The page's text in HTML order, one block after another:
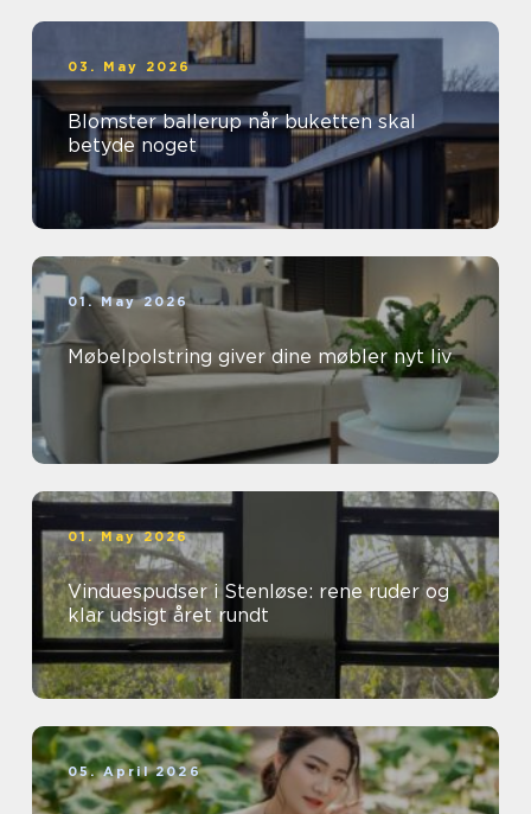
03. May 2026
Blomster ballerup når buketten skal
betyde noget
01. May 2026
Møbelpolstring giver dine møbler nyt liv
01. May 2026
Vinduespudser i Stenløse: rene ruder og
klar udsigt året rundt
05. April 2026